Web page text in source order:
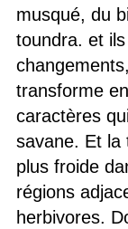
musqué, du
toundra. et
transforme
caractères
savane. Et la
plus froide
régions
herbivores.